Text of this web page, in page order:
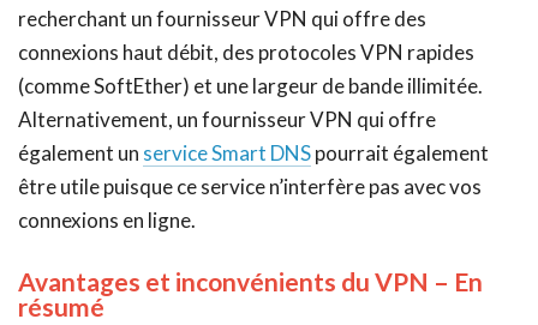
recherchant un fournisseur VPN qui offre des
connexions haut débit, des protocoles VPN rapides
(comme SoftEther) et une largeur de bande illimitée.
Alternativement, un fournisseur VPN qui offre
également un service Smart DNSpourrait également
être utile puisque ce service n’interfère pas avec vos
connexions en ligne.
Avantages et inconvénients du VPN – En
résumé